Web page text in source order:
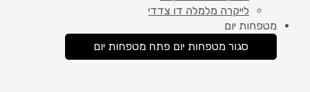
לייקרה מלמלה דו צדדי
מטפחות יום
סגור מטפחות יום פתח מטפחות יום